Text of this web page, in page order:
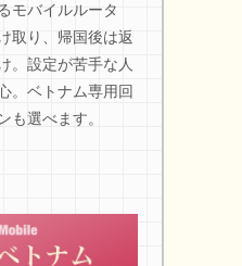
モバイルルータ
取り、帰国後は返
。設定が苦手な人
。ベトナム専用回
も選べます。